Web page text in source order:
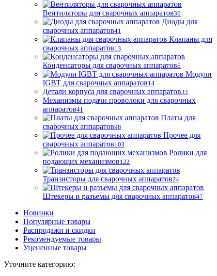
Вентиляторы для сварочных аппаратов36
Диоды для
сварочных аппаратов41
Клапаны для
сварочных аппаратов13
Конденсаторы для сварочных аппаратов6
Модули
IGBT для сварочных аппаратов14
Детали корпуса для сварочных аппаратов33
Механизмы подачи проволоки для сварочных
аппаратов41
Платы для
сварочных аппаратов98
Прочее для
сварочных аппаратов103
Ролики для
подающих механизмов122
Транзисторы для сварочных аппаратов24
Штекеры и разъемы для сварочных аппаратов47
Новинки
Популярные товары
Распродажи и скидки
Рекомендуемые товары
Уцененные товары
Уточните категорию: